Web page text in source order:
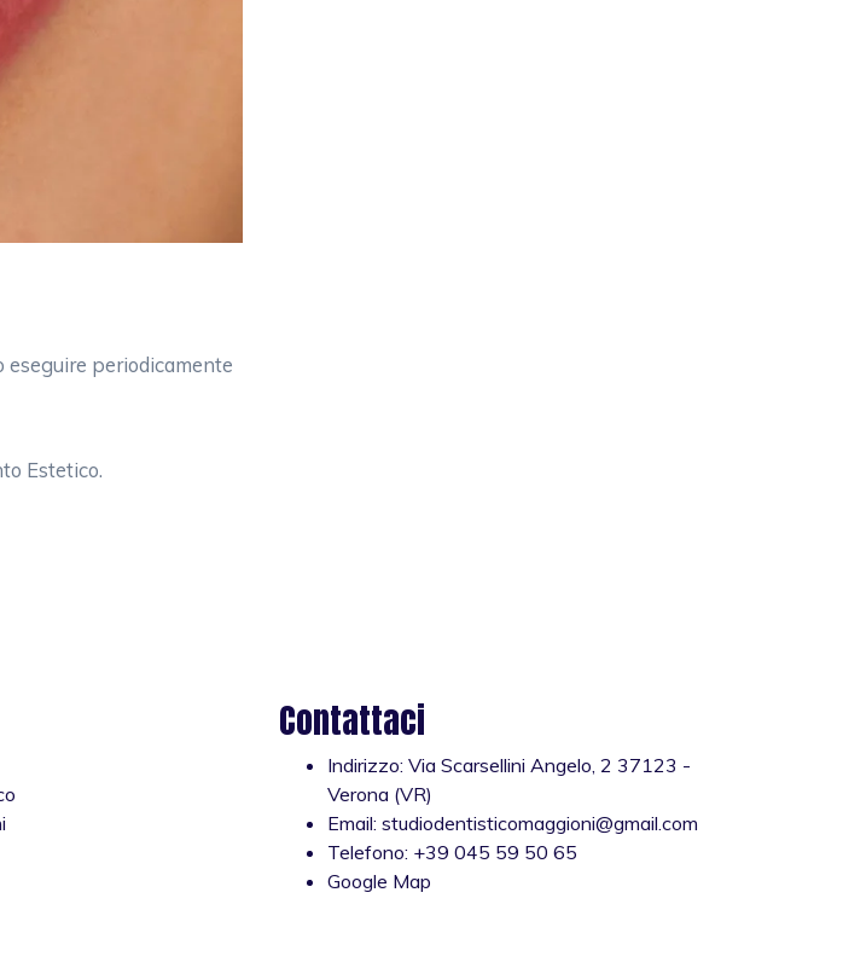
eseguire periodicamente
Estetico.
Contattaci
Indirizzo: Via Scarsellini Angelo, 2 37123 -
Verona (VR)
Email: studiodentisticomaggioni@gmail.com
Telefono: +39 045 59 50 65
Google Map